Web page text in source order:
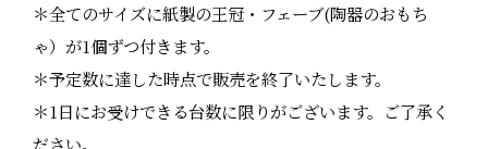
＊全てのサイズに紙製の王冠・フェーブ(陶器のおもち
ゃ）が1個ずつ付きます。
＊予定数に達した時点で販売を終了いたします。
＊1日にお受けできる台数に限りがございます。ご了承く
ださい。